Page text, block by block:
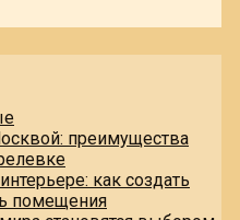
преимущества
как создать
помещения